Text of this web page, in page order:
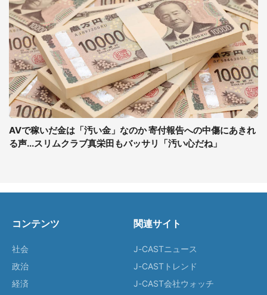
AVで稼いだ金は「汚い金」なのか 寄付報告への中傷にあきれ
る声...スリムクラブ真栄田もバッサリ「汚い心だね」
コンテンツ
社会
政治
経済
関連サイト
J-CASTニュース
J-CASTトレンド
J-CAST会社ウォッチ